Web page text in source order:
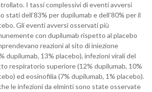
I tassi complessivi di eventi avversi
stati dell’83% per dupilumab e dell’80% per il
Gli eventi avversi osservati più
con dupilumab rispetto al placebo
reazioni al sito di iniezione
dupilumab, 13% placebo), infezioni virali del
respiratorio superiore (12% dupilumab, 10%
ed eosinofilia (7% dupilumab, 1% placebo).
le infezioni da elminti sono state osservate